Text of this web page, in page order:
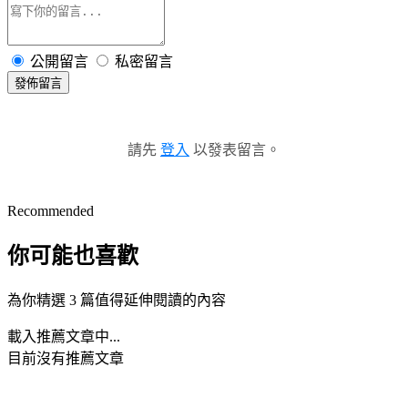
公開留言 私密留言
發佈留言
請先 登入 以發表留言。
Recommended
你可能也喜歡
為你精選 3 篇值得延伸閱讀的內容
載入推薦文章中...
目前沒有推薦文章